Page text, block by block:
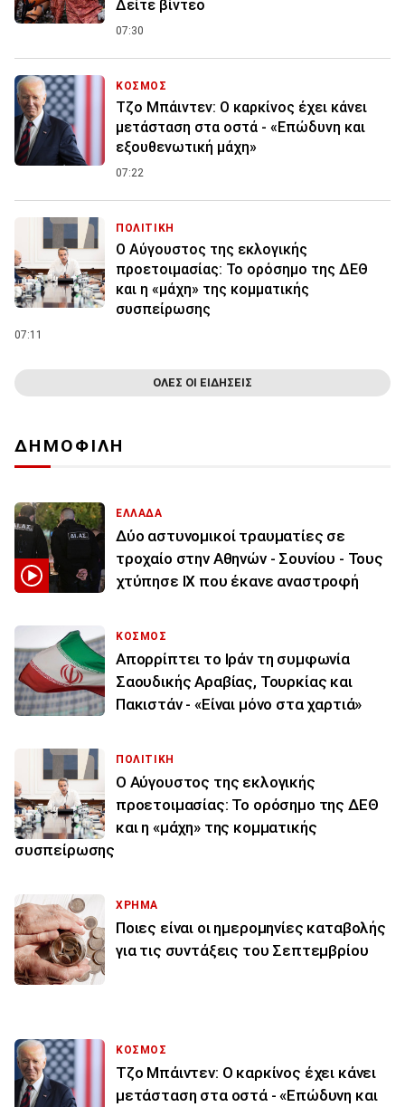
Δείτε βίντεο
07:30
ΚΟΣΜΟΣ
Τζο Μπάιντεν: Ο καρκίνος έχει κάνει
μετάσταση στα οστά - «Επώδυνη και
εξουθενωτική μάχη»
07:22
ΠΟΛΙΤΙΚΗ
Ο Αύγουστος της εκλογικής
προετοιμασίας: Το ορόσημο της ΔΕΘ
και η «μάχη» της κομματικής
συσπείρωσης
07:11
ΟΛΕΣ ΟΙ ΕΙΔΗΣΕΙΣ
ΔΗΜΟΦΙΛΗ
ΕΛΛΑΔΑ
Δύο αστυνομικοί τραυματίες σε
τροχαίο στην Αθηνών - Σουνίου - Τους
χτύπησε ΙΧ που έκανε αναστροφή
ΚΟΣΜΟΣ
Απορρίπτει το Ιράν τη συμφωνία
Σαουδικής Αραβίας, Τουρκίας και
Πακιστάν - «Είναι μόνο στα χαρτιά»
ΠΟΛΙΤΙΚΗ
Ο Αύγουστος της εκλογικής
προετοιμασίας: Το ορόσημο της ΔΕΘ
και η «μάχη» της κομματικής
συσπείρωσης
ΧΡΗΜΑ
Ποιες είναι οι ημερομηνίες καταβολής
για τις συντάξεις του Σεπτεμβρίου
ΚΟΣΜΟΣ
Τζο Μπάιντεν: Ο καρκίνος έχει κάνει
μετάσταση στα οστά - «Επώδυνη και